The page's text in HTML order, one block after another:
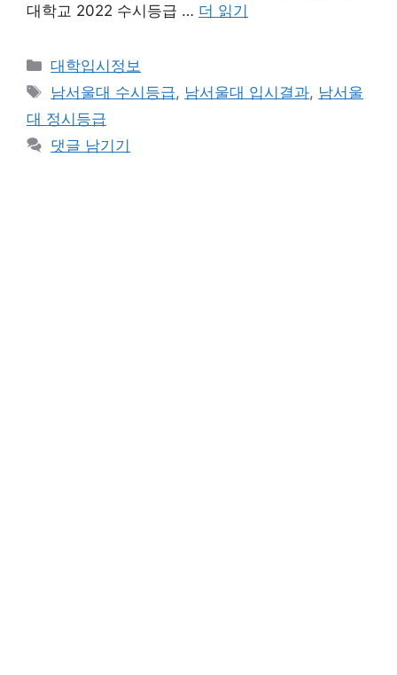
대학교 2022 수시등급 … 더 읽기
카
테
고
리
대학입시정보
태
그
남서울대 수시등급, 남서울대 입시결과, 남서울
대 정시등급
댓글 남기기